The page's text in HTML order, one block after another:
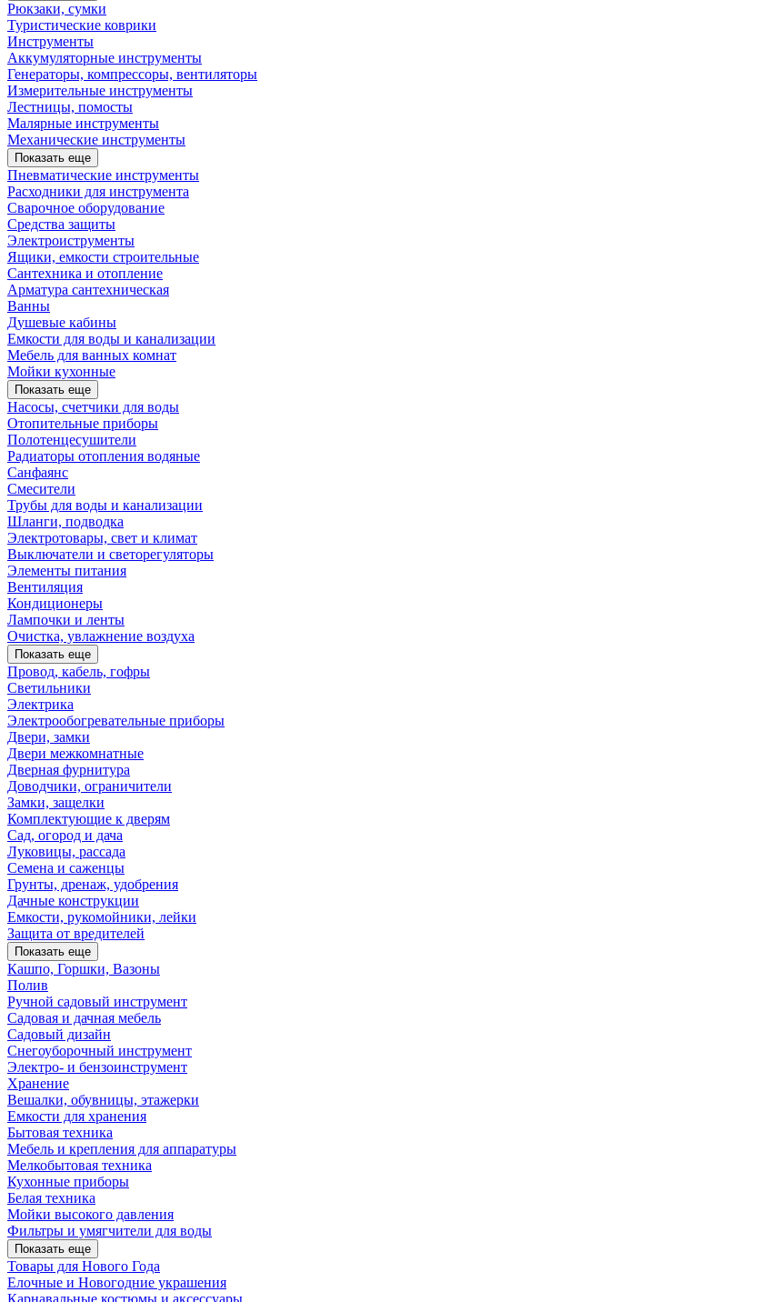
Рюкзаки, сумки
Туристические коврики
Инструменты
Аккумуляторные инструменты
Генераторы, компрессоры, вентиляторы
Измерительные инструменты
Лестницы, помосты
Малярные инструменты
Механические инструменты
Показать еще
Пневматические инструменты
Расходники для инструмента
Сварочное оборудование
Средства защиты
Электроиструменты
Ящики, емкости строительные
Сантехника и отопление
Арматура сантехническая
Ванны
Душевые кабины
Емкости для воды и канализации
Мебель для ванных комнат
Мойки кухонные
Показать еще
Насосы, счетчики для воды
Отопительные приборы
Полотенцесушители
Радиаторы отопления водяные
Санфаянс
Смесители
Трубы для воды и канализации
Шланги, подводка
Электротовары, свет и климат
Выключатели и светорегуляторы
Элементы питания
Вентиляция
Кондиционеры
Лампочки и ленты
Очистка, увлажнение воздуха
Показать еще
Провод, кабель, гофры
Светильники
Электрика
Электрообогревательные приборы
Двери, замки
Двери межкомнатные
Дверная фурнитура
Доводчики, ограничители
Замки, защелки
Комплектующие к дверям
Сад, огород и дача
Луковицы, рассада
Семена и саженцы
Грунты, дренаж, удобрения
Дачные конструкции
Емкости, рукомойники, лейки
Защита от вредителей
Показать еще
Кашпо, Горшки, Вазоны
Полив
Ручной садовый инструмент
Садовая и дачная мебель
Садовый дизайн
Снегоуборочный инструмент
Электро- и бензоинструмент
Хранение
Вешалки, обувницы, этажерки
Емкости для хранения
Бытовая техника
Мебель и крепления для аппаратуры
Мелкобытовая техника
Кухонные приборы
Белая техника
Мойки высокого давления
Фильтры и умягчители для воды
Показать еще
Товары для Нового Года
Елочные и Новогодние украшения
Карнавальные костюмы и аксессуары